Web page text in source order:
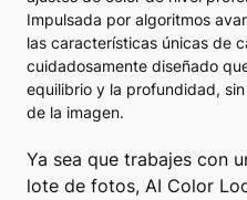
Impulsada por algoritmos
las características únicas de
cuidadosamente diseñado
equilibrio y la profundidad,
de la imagen.
Ya sea que trabajes con
lote de fotos, AI Color